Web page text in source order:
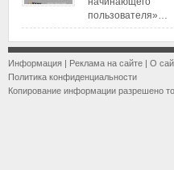
пользователя»…
Информация | Реклама на сайте | О
Политика конфиденциальности
Копирование информации разрешено